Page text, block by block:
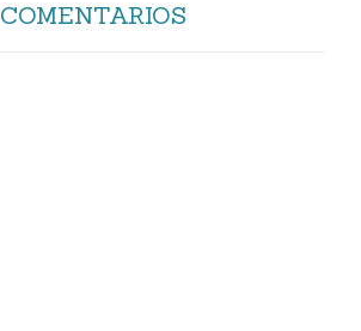
COMENTARIOS